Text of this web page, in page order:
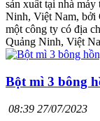
sản xuất tại nhà
Ninh, Việt Nam, bởi
một công ty có địa
Quảng Ninh, Việt
Bột mì 3 bông
08:39 27/07/2023